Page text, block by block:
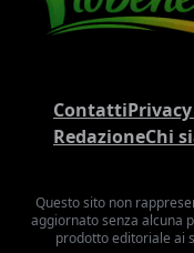
Contatti
RedazioneChi
Questo sito non
aggiornato senza alcuna
prodotto editoriale ai